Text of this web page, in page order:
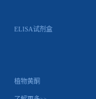
ELISA试剂盒
植物黄酮